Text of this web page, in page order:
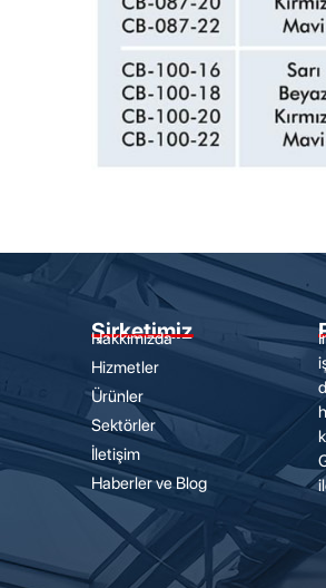
Şirketimiz
Hakkımızda
Hizmetler
Ürünler
Sektörler
İletişim
Haberler ve Blog